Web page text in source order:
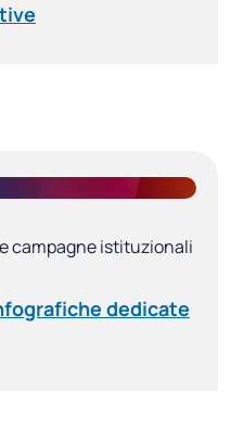
campagne istituzionali
dedicate